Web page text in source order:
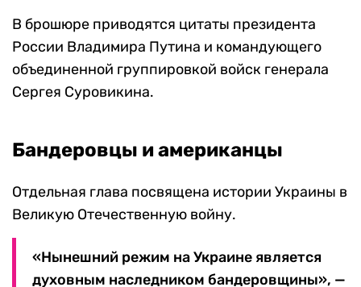
В брошюре приводятся цитаты президента
России Владимира Путина и командующего
объединенной группировкой войск генерала
Сергея Суровикина.
Бандеровцы и американцы
Отдельная глава посвящена истории Украины в
Великую Отечественную войну.
«Нынешний режим на Украине является
духовным наследником бандеровщины», —